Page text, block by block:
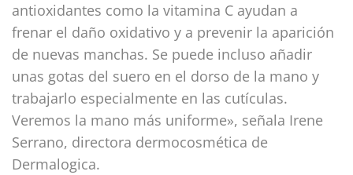
antioxidantes como la vitamina C ayudan a
frenar el daño oxidativo y a prevenir la aparición
de nuevas manchas. Se puede incluso añadir
unas gotas del suero en el dorso de la mano y
trabajarlo especialmente en las cutículas.
Veremos la mano más uniforme», señala Irene
Serrano, directora dermocosmética de
Dermalogica.